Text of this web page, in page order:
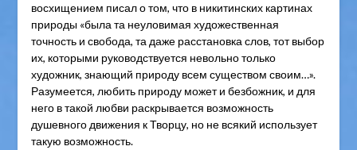
восхищением писал о том, что в никитинских картинах
природы «была та неуловимая художественная
точность и свобода, та даже расстановка слов, тот выбор
их, которыми руководствуется невольно только
художник, знающий природу всем существом своим…».
Разумеется, любить природу может и безбожник, и для
него в такой любви раскрывается возможность
душевного движения к Творцу, но не всякий использует
такую возможность.